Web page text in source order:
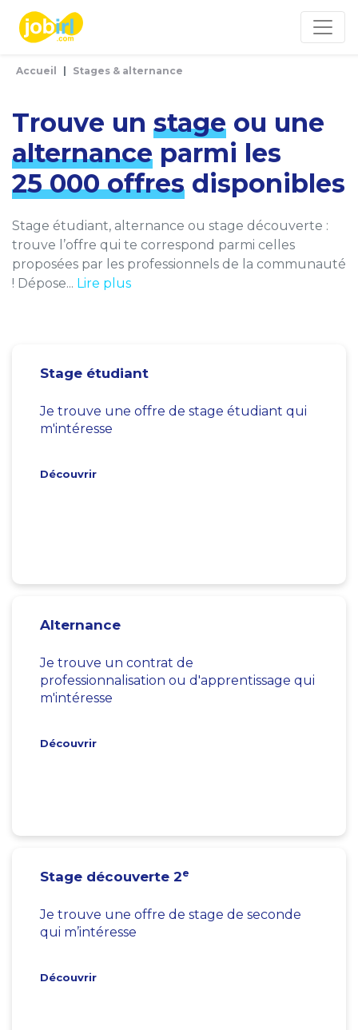
Accueil Stages & alternance
Trouve un stage ou une
alternance parmi les
25 000 offres disponibles
Stage étudiant, alternance ou stage découverte :
trouve l’offre qui te correspond parmi celles
proposées par les professionnels de la communauté
! Dépose... Lire plus
Stage étudiant
Je trouve une offre de stage étudiant qui
m'intéresse
Découvrir
Alternance
Je trouve un contrat de
professionnalisation ou d'apprentissage qui
m'intéresse
Découvrir
Stage découverte 2e
Je trouve une offre de stage de seconde
qui m’intéresse
Découvrir
Panneau de gestion des cookies